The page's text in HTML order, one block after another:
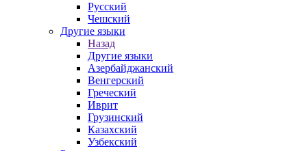
Русский
Чешский
Другие языки
Назад
Другие языки
Азербайджанский
Венгерский
Греческий
Иврит
Грузинский
Казахский
Узбекский